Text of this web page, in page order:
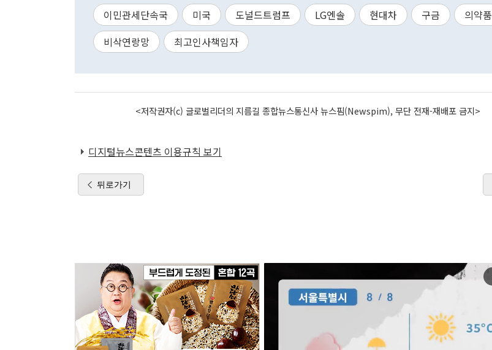
이민관세단속국
미국 도널드트럼프 LG엔솔 현대차 구금
의약품
비삭연랑망
최고인사책임자
<저작권자(c) 글로벌리더의 지름길 종합뉴스통신사 뉴스핌(Newspim), 무단 전재-재배포 금지>
디지털뉴스콘텐츠 이용규칙 보기
뒤로가기